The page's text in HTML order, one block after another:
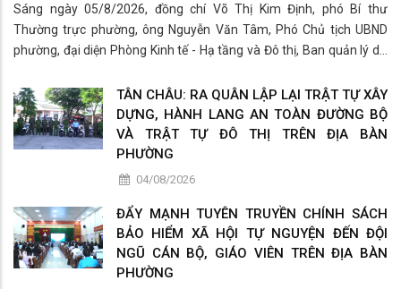
Sáng ngày 05/8/2026, đồng chí Võ Thị Kim Định, phó Bí thư
Thường trực phường, ông Nguyễn Văn Tâm, Phó Chủ tịch UBND
phường, đại diện Phòng Kinh tế - Hạ tầng và Đô thị, Ban quản lý dự
các công trình đangTÂN CHÂU: RA QUÂN LẬP LẠI TRẬT TỰ XÂY
DỰNG, HÀNH LANG AN TOÀN ĐƯỜNG BỘ
VÀ TRẬT TỰ ĐÔ THỊ TRÊN ĐỊA BÀN
PHƯỜNG
04/08/2026
ĐẨY MẠNH TUYÊN TRUYỀN CHÍNH SÁCH
BẢO HIỂM XÃ HỘI TỰ NGUYỆN ĐẾN ĐỘI
NGŨ CÁN BỘ, GIÁO VIÊN TRÊN ĐỊA BÀN
PHƯỜNG